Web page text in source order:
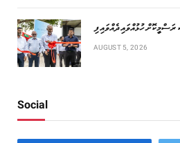
ރަސްމީކޮށް ހުޅުއްވައިދެއްވައިފި
AUGUST 5, 2026
Social